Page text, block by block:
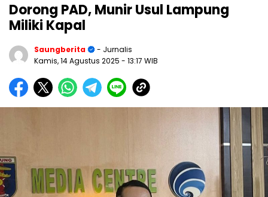
Dorong PAD, Munir Usul Lampung
Miliki Kapal
Saungberita
- Jurnalis
Kamis, 14 Agustus 2025 - 13:17 WIB